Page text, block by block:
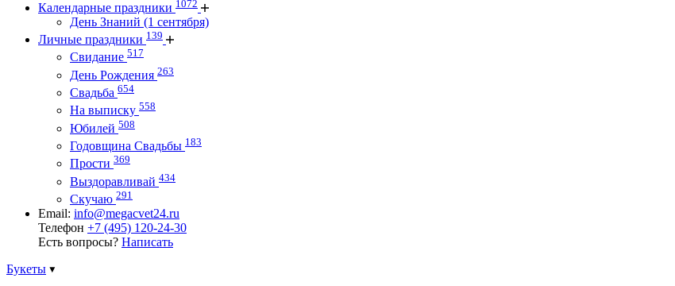
Календарные праздники 1072
День Знаний (1 сентября)
Личные праздники 139
Свидание 517
День Рождения 263
Свадьба 654
На выписку 558
Юбилей 508
Годовщина Свадьбы 183
Прости 369
Выздоравливай 434
Скучаю 291
Email: info@megacvet24.ru
Телефон +7 (495) 120-24-30
Есть вопросы? Написать
Букеты